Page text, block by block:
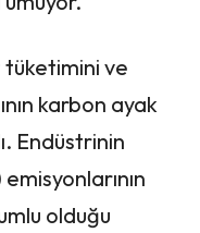
tüketimini ve
karbon ayak
Endüstrinin
olduğu